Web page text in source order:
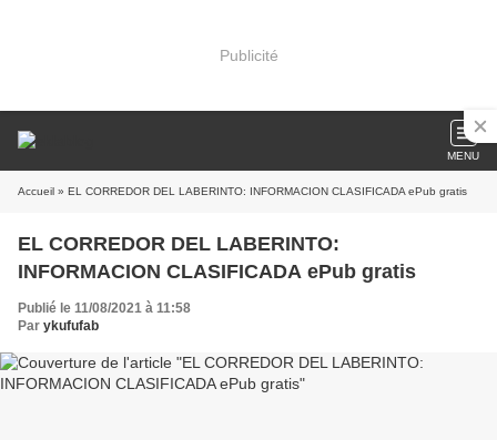
Publicité
MENU
Accueil » EL CORREDOR DEL LABERINTO: INFORMACION CLASIFICADA ePub gratis
EL CORREDOR DEL LABERINTO:
INFORMACION CLASIFICADA ePub gratis
Publié le 11/08/2021 à 11:58
Par ykufufab